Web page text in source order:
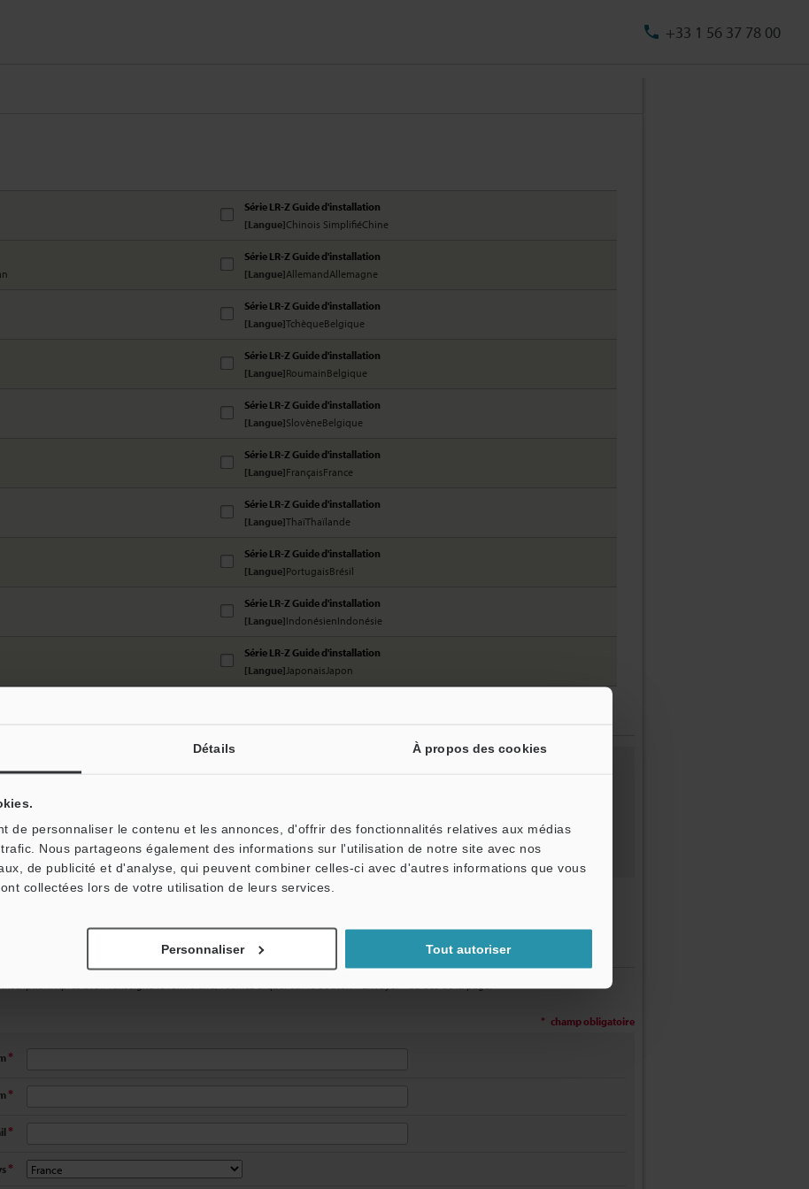
Détails À propos des cookies
de personnaliser le contenu et les annonces, d'offrir des fonctionnalités relatives aux médias
Nous partageons également des informations sur l'utilisation de notre site avec nos
de publicité et d'analyse, qui peuvent combiner celles-ci avec d'autres informations que vous
collectées lors de votre utilisation de leurs services.
Personnaliser Tout autoriser
+33 1 56 37 78 00
Série LR-Z Guide d'installation
[Langue]Chinois SimplifiéChine
Série LR-Z Guide d'installation
[Langue]AllemandAllemagne
Série LR-Z Guide d'installation
[Langue]TchèqueBelgique
Série LR-Z Guide d'installation
[Langue]RoumainBelgique
Série LR-Z Guide d'installation
[Langue]SlovèneBelgique
Série LR-Z Guide d'installation
[Langue]FrançaisFrance
Série LR-Z Guide d'installation
[Langue]ThaïThaïlande
Série LR-Z Guide d'installation
[Langue]PortugaisBrésil
Série LR-Z Guide d'installation
[Langue]IndonésienIndonésie
Série LR-Z Guide d'installation
[Langue]JaponaisJapon
Après avoir renseigné le formulaire, veuillez cliquer sur le bouton « Envoyer » au bas de la page.
* champ obligatoire
*
*
*
*